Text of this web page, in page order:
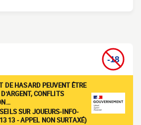
DE HASARD PEUVENT ÊTRE
CONFLITS
SUR JOUEURS-INFO-
13 - APPEL NON SURTAXÉ)